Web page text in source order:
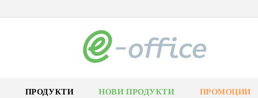
ПРОДУКТИ НОВИ ПРОДУКТИ ПРОМОЦИИ